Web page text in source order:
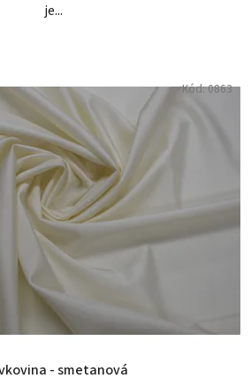
je...
- smetanová
Kód:0863